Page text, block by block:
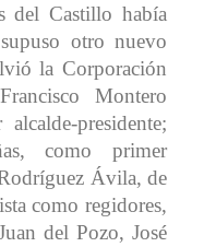
del Castillo había
otro nuevo
la Corporación
Montero
presidente;
como primer
Ávila, de
como regidores,
del Pozo, José